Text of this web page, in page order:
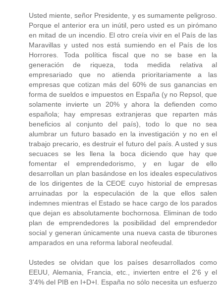
Usted miente, señor Presidente, y es sumamente peligroso.
Porque el anterior era un inútil, pero usted es un pirómano
en mitad de un incendio. El otro creía vivir en el País de las
Maravillas y usted nos está sumiendo en el País de los
Horrores. Toda política fiscal que no se base en la
generación de riqueza, toda medida relativa al
empresariado que no atienda prioritariamente a las
empresas que cotizan más del 60% de sus ganancias en
forma de sueldos e impuestos en España (y no Repsol, que
solamente invierte un 20% y ahora la defienden como
española; hay empresas extranjeras que reparten más
beneficios al conjunto del país), todo lo que no sea
alumbrar un futuro basado en la investigación y no en el
trabajo precario, es destruir el futuro del país. A usted y sus
secuaces se les llena la boca diciendo que hay que
fomentar el emprendedorismo, y en lugar de ello
desarrollan un plan basándose en los ideales especulativos
de los dirigentes de la CEOE cuyo historial de empresas
arruinadas por la especulación de la que ellos salen
indemnes mientras el Estado se hace cargo de los parados
que dejan es absolutamente bochornosa. Eliminan de todo
plan de emprendedores la posibilidad del emprendedor
social y generan únicamente una nueva casta de tiburones
amparados en una reforma laboral neofeudal.
Ustedes se olvidan que los países desarrollados como
EEUU, Alemania, Francia, etc., invierten entre el 2'6 y el
3'4% del PIB en I+D+I. España no sólo necesita un esfuerzo